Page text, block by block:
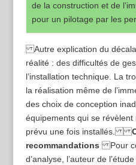
de la construction et de
pour un pilotage par les
Autre explication du
réalité : des difficultés de
l’installation technique. La
la réalisation même de
des choix de conception
équipements qui se
prévu une fois installés.
recommandations Pour
d’analyse, l’auteur de